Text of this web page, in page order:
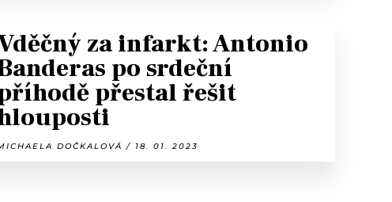
za infarkt: Antonio
po srdeční
přestal řešit
DOČKALOVÁ / 18. 01. 2023